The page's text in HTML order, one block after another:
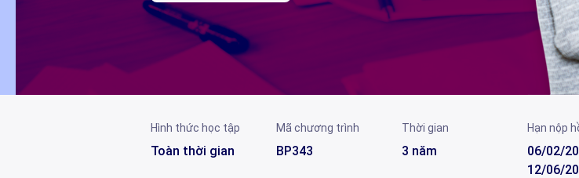
Hình thức học tập
Toàn thời gian
Mã chương trình
BP343
Thời gian
3 năm
Hạn nộp
06/02/
12/06/